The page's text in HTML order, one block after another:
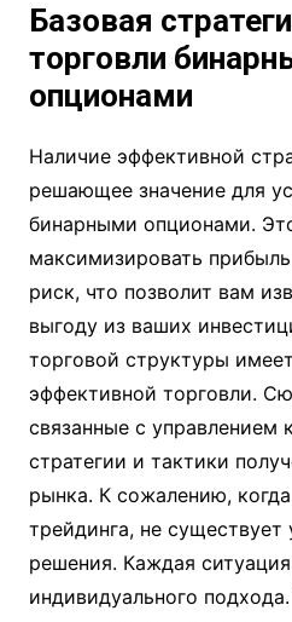
Базовая
торговли
опционами
Наличие эффективной
решающее значение для
бинарными опционами.
максимизировать
риск, что позволит вам
выгоду из ваших
торговой структуры
эффективной торговли.
связанные с управлением
стратегии и тактики
рынка. К сожалению,
трейдинга, не существует
решения. Каждая
индивидуального